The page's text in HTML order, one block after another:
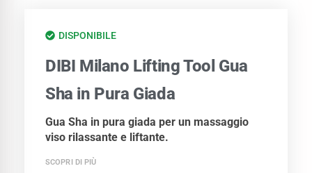
DISPONIBILE
DIBI Milano Lifting Tool Gua
Sha in Pura Giada
Gua Sha in pura giada per un massaggio
viso rilassante e liftante.
SCOPRI DI PIÙ